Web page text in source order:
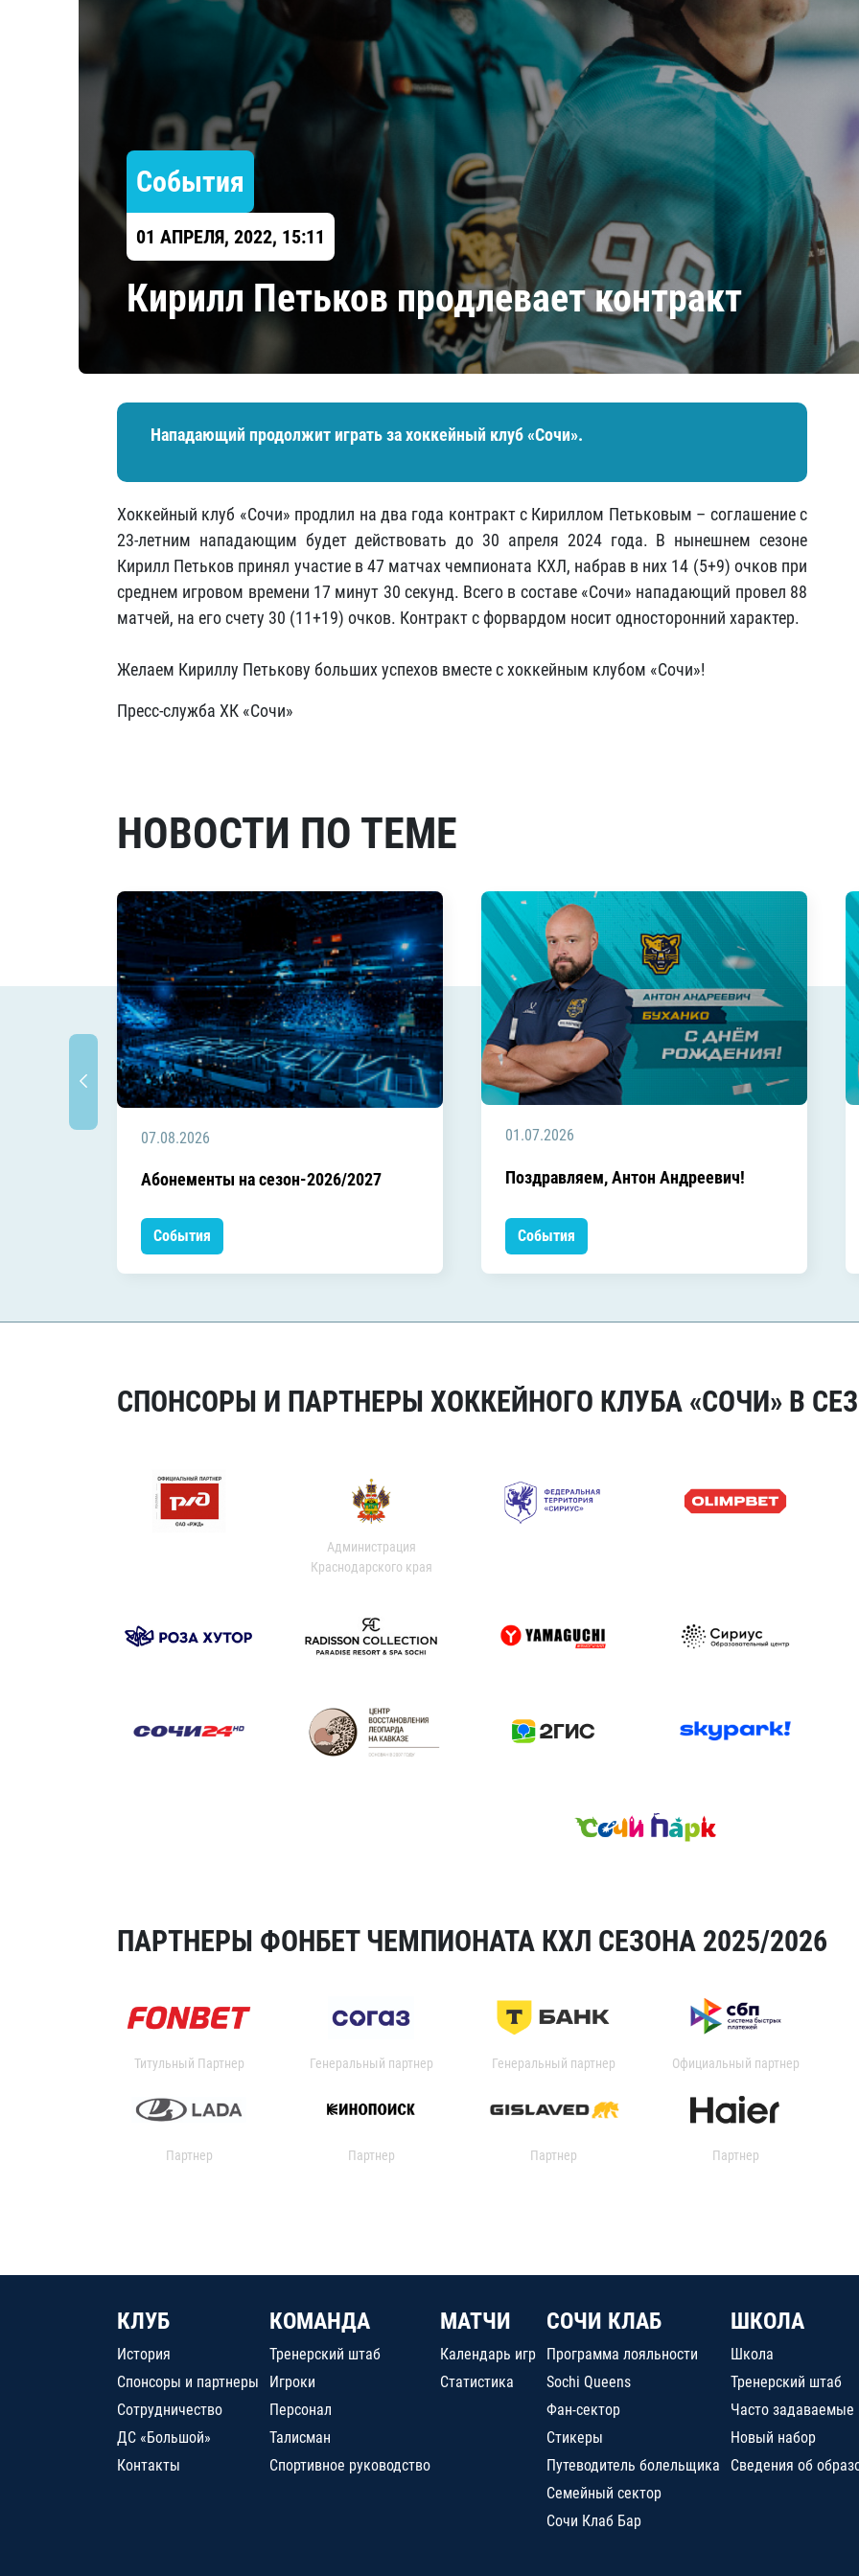
Локомотив
Северсталь
ЦСКА
Шанхайские Драконы
Барыс
Салават Юлаев
Сибирь
События
01 АПРЕЛЯ, 2022, 15:11
Кирилл Петьков продлевает контракт
Нападающий продолжит играть за хоккейный клуб «Сочи».
Хоккейный клуб «Сочи» продлил на два года контракт с Кириллом Петьковым – соглашение с
23-летним нападающим будет действовать до 30 апреля 2024 года. В нынешнем сезоне
Кирилл Петьков принял участие в 47 матчах чемпионата КХЛ, набрав в них 14 (5+9) очков при
среднем игровом времени 17 минут 30 секунд. Всего в составе «Сочи» нападающий провел 88
матчей, на его счету 30 (11+19) очков. Контракт с форвардом носит односторонний характер.
Желаем Кириллу Петькову больших успехов вместе с хоккейным клубом «Сочи»!
Пресс-служба ХК «Сочи»
НОВОСТИ ПО ТЕМЕ
07.08.2026
Абонементы на сезон-2026/2027
События
01.07.2026
Поздравляем, Антон Андреевич!
События
СПОНСОРЫ И ПАРТНЕРЫ ХОККЕЙНОГО КЛУБА «СОЧИ» В
Администрация
Краснодарского края
ПАРТНЕРЫ ФОНБЕТ ЧЕМПИОНАТА КХЛ СЕЗОНА 2025/2026
Титульный Партнер Генеральный партнер Генеральный партнер Официальный партнер
Партнер Партнер Партнер Партнер
КЛУБ
История
Спонсоры и партнеры
Сотрудничество
ДС «Большой»
Контакты
КОМАНДА
Тренерский штаб
Игроки
Персонал
Талисман
Спортивное руководство
МАТЧИ
Календарь игр
Статистика
СОЧИ КЛАБ
Программа лояльности
Sochi Queens
Фан-сектор
Стикеры
Путеводитель болельщика
Семейный сектор
Сочи Клаб Бар
ШКОЛА
Школа
Тренерский штаб
Часто задаваемые
Новый набор
Сведения об